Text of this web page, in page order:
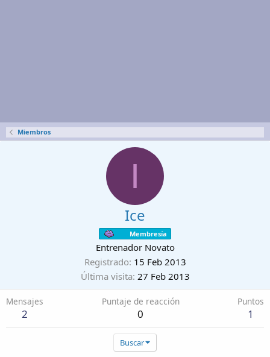
Miembros
I
Ice
Membresía
Entrenador Novato
Registrado 15 Feb 2013
Última visita 27 Feb 2013
Mensajes
2
Puntaje de reacción
0
Puntos
1
Buscar